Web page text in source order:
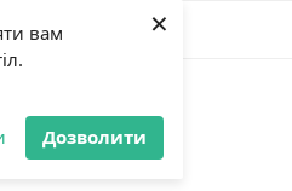
вам
Дозволити
×